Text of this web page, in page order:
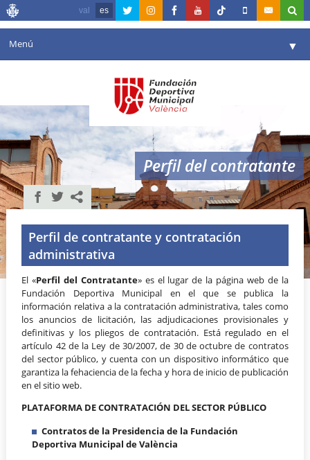
val es
Menú ▼
Agenda
Instalaciones ▼
Comunicación ▼
Valencia en deporte ▼
Portal de Transparencia
Reservas
Perfil del contratante
Perfil de contratante y contratación
administrativa
El «Perfil del Contratante» es el lugar de la página web de la
Fundación Deportiva Municipal en el que se publica la
información relativa a la contratación administrativa, tales como
los anuncios de licitación, las adjudicaciones provisionales y
definitivas y los pliegos de contratación. Está regulado en el
artículo 42 de la Ley de 30/2007, de 30 de octubre de contratos
del sector público, y cuenta con un dispositivo informático que
garantiza la fehaciencia de la fecha y hora de inicio de publicación
en el sitio web.
PLATAFORMA DE CONTRATACIÓN DEL SECTOR PÚBLICO
Contratos de la Presidencia de la Fundación
Deportiva Municipal de València